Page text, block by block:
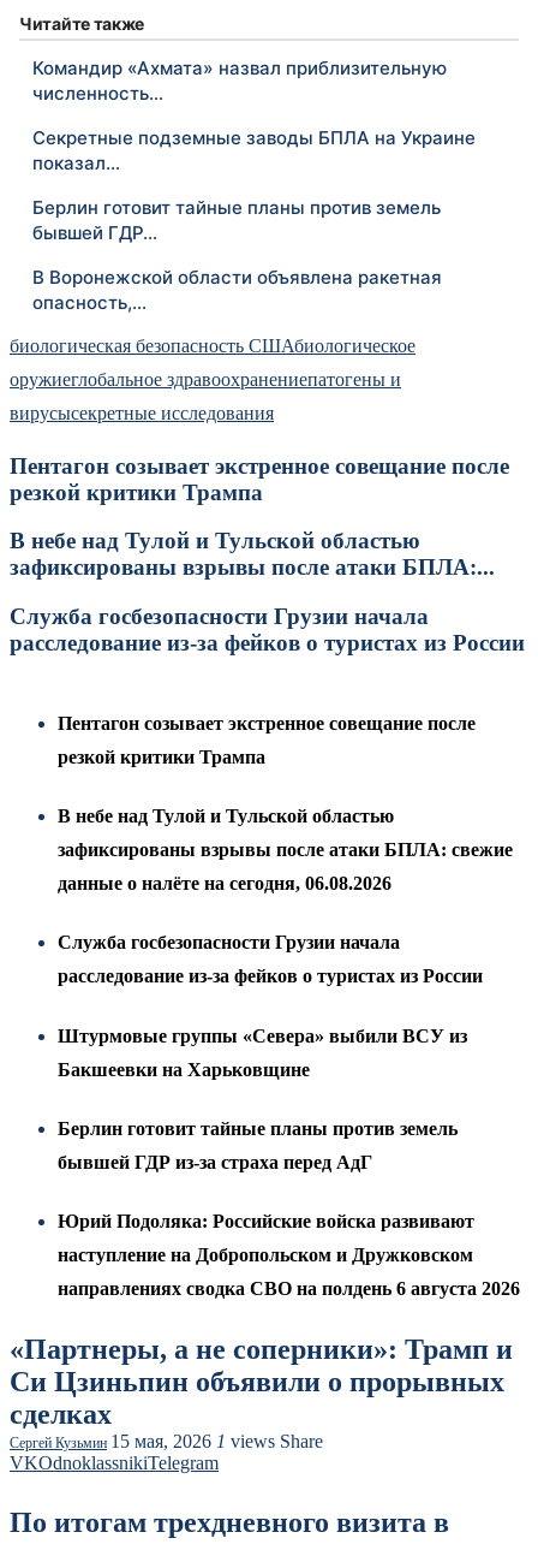
Читайте также
Командир «Ахмата» назвал приблизительную
численность…
Секретные подземные заводы БПЛА на Украине
показал…
Берлин готовит тайные планы против земель
бывшей ГДР…
В Воронежской области объявлена ракетная
опасность,…
биологическая безопасность СШАбиологическое
оружиеглобальное здравоохранениепатогены и
вирусысекретные исследования
Пентагон созывает экстренное совещание после
резкой критики Трампа
В небе над Тулой и Тульской областью
зафиксированы взрывы после атаки БПЛА:...
Служба госбезопасности Грузии начала
расследование из-за фейков о туристах из России
Пентагон созывает экстренное совещание после
резкой критики Трампа
В небе над Тулой и Тульской областью
зафиксированы взрывы после атаки БПЛА: свежие
данные о налёте на сегодня, 06.08.2026
Служба госбезопасности Грузии начала
расследование из-за фейков о туристах из России
Штурмовые группы «Севера» выбили ВСУ из
Бакшеевки на Харьковщине
Берлин готовит тайные планы против земель
бывшей ГДР из-за страха перед АдГ
Юрий Подоляка: Российские войска развивают
наступление на Добропольском и Дружковском
направлениях сводка СВО на полдень 6 августа 2026
«Партнеры, а не соперники»: Трамп и
Си Цзиньпин объявили о прорывных
сделках
Сергей Кузьмин 15 мая, 2026 1 views Share
VKOdnoklassnikiTelegram
По итогам трехдневного визита в